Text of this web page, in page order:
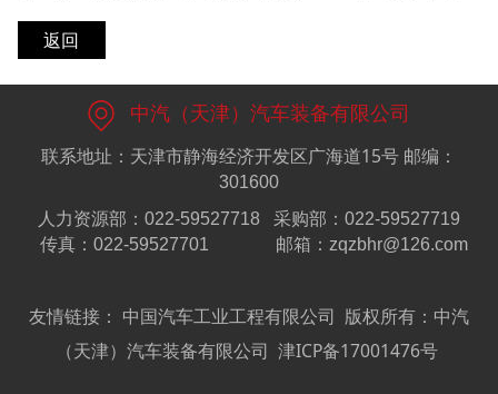
返回
中汽（天津）汽车装备有限公司
联系地址：天津市静海经济开发区广海道15号 邮编：
301600
人力资源部：022-59527718 采购部：022-59527719
传真：022-59527701 邮箱：zqzbhr@126.com
友情链接： 中国汽车工业工程有限公司 版权所有：中汽
（天津）汽车装备有限公司 津ICP备17001476号